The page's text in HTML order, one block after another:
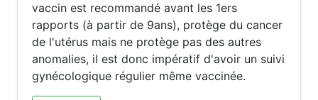
vaccin est recommandé avant les 1ers
rapports (à partir de 9ans), protège du cancer
de l'utérus mais ne protège pas des autres
anomalies, il est donc impératif d'avoir un suivi
gynécologique régulier même vaccinée.